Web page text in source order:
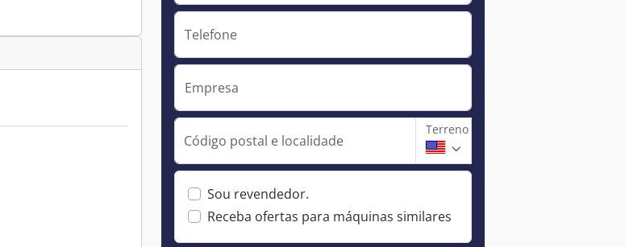
Telefone
Empresa
Código postal e localidade
Terreno
Sou revendedor.
Receba ofertas para máquinas similares